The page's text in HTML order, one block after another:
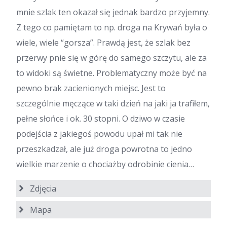
mnie szlak ten okazał się jednak bardzo przyjemny.
Z tego co pamiętam to np. droga na Krywań była o
wiele, wiele “gorsza”. Prawdą jest, że szlak bez
przerwy pnie się w górę do samego szczytu, ale za
to widoki są świetne. Problematyczny może być na
pewno brak zacienionych miejsc. Jest to
szczególnie męczące w taki dzień na jaki ja trafiłem,
pełne słońce i ok. 30 stopni. O dziwo w czasie
podejścia z jakiegoś powodu upał mi tak nie
przeszkadzał, ale już droga powrotna to jedno
wielkie marzenie o chociażby odrobinie cienia…
Zdjęcia
Mapa